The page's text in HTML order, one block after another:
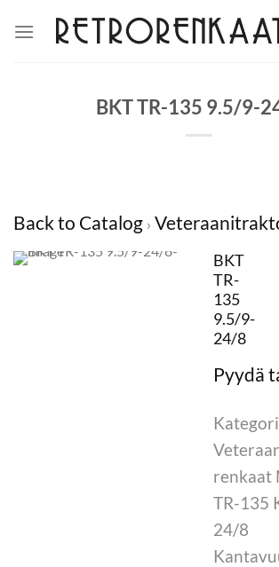
BKT TR-135 9.5/9-
Back to Catalog
BKT
TR-
135
9.5/9-
24/8
renkaat
TR-135
24/8